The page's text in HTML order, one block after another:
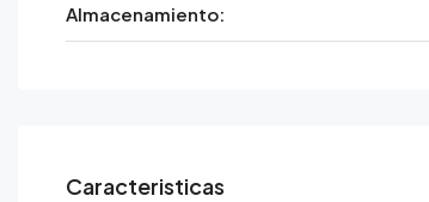
Almacenamiento:
Caracteristicas